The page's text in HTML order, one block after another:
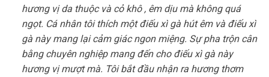
hương vị da thuộc và cỏ khô , êm dịu mà không quá
ngọt. Cá nhân tôi thích một điếu xì gà hút êm và điếu xì
gà này mang lại cảm giác ngon miệng. Sự pha trộn cân
bằng chuyên nghiệp mang đến cho điếu xì gà này
hương vị mượt mà. Tôi bắt đầu nhận ra hương thơm